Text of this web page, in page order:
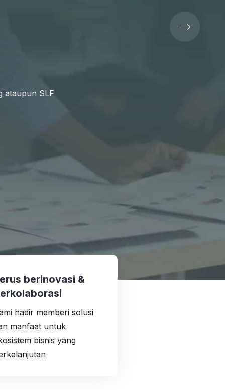
ataupun SLF
berinovasi &
hadir memberi solusi
manfaat untuk
bisnis yang